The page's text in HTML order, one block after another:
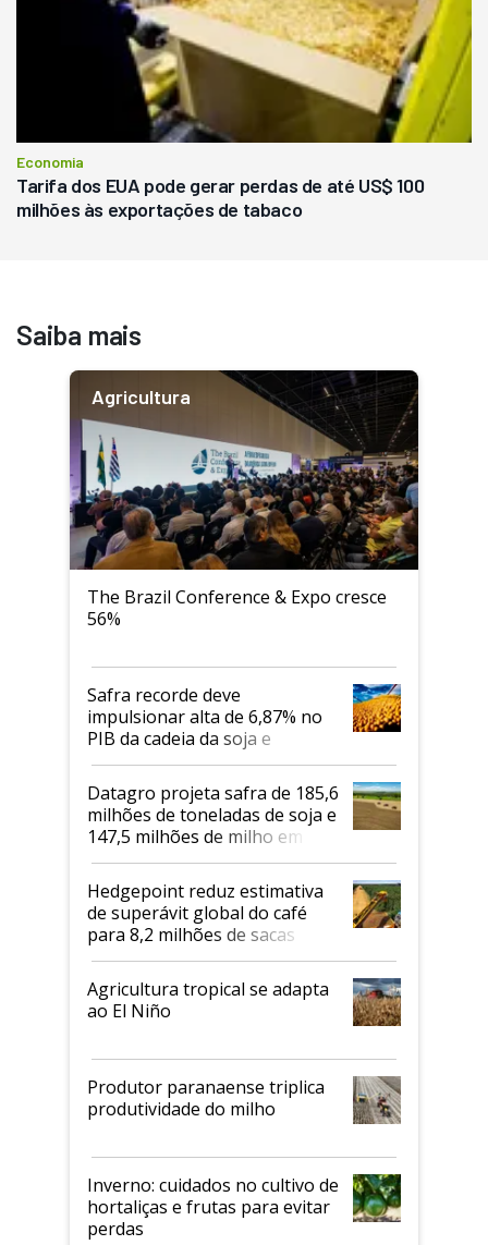
Economia
Tarifa dos EUA pode gerar perdas de até US$ 100
milhões às exportações de tabaco
Saiba mais
Agricultura
The Brazil Conference & Expo cresce
56%
Safra recorde deve
impulsionar alta de 6,87% no
PIB da cadeia da soja e
biodiesel em 2026
Datagro projeta safra de 185,6
milhões de toneladas de soja e
147,5 milhões de milho em
2026/27
Hedgepoint reduz estimativa
de superávit global do café
para 8,2 milhões de sacas
Agricultura tropical se adapta
ao El Niño
Produtor paranaense triplica
produtividade do milho
Inverno: cuidados no cultivo de
hortaliças e frutas para evitar
perdas